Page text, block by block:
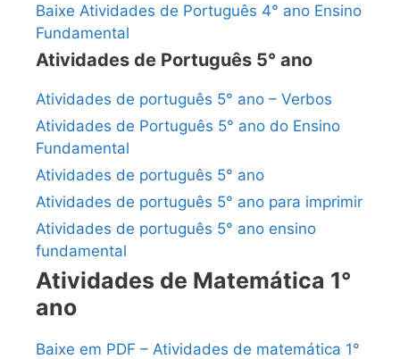
Baixe Atividades de Português 4° ano Ensino
Fundamental
Atividades de Português 5° ano
Atividades de português 5° ano – Verbos
Atividades de Português 5° ano do Ensino
Fundamental
Atividades de português 5° ano
Atividades de português 5° ano para imprimir
Atividades de português 5° ano ensino
fundamental
Atividades de Matemática 1°
ano
Baixe em PDF – Atividades de matemática 1°